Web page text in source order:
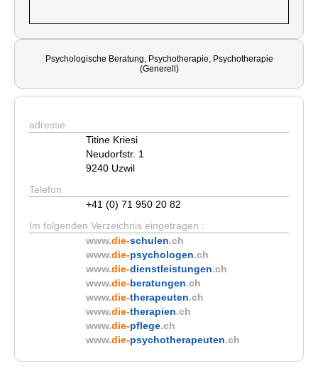
Psychologische Beratung, Psychotherapie, Psychotherapie
(Generell)
adresse
Titine Kriesi
Neudorfstr. 1
9240 Uzwil
Telefon
+41 (0) 71 950 20 82
Im folgenden Verzeichnis eingetragen :
www.die-schulen.ch
www.die-psychologen.ch
www.die-dienstleistungen.ch
www.die-beratungen.ch
www.die-therapeuten.ch
www.die-therapien.ch
www.die-pflege.ch
www.die-psychotherapeuten.ch